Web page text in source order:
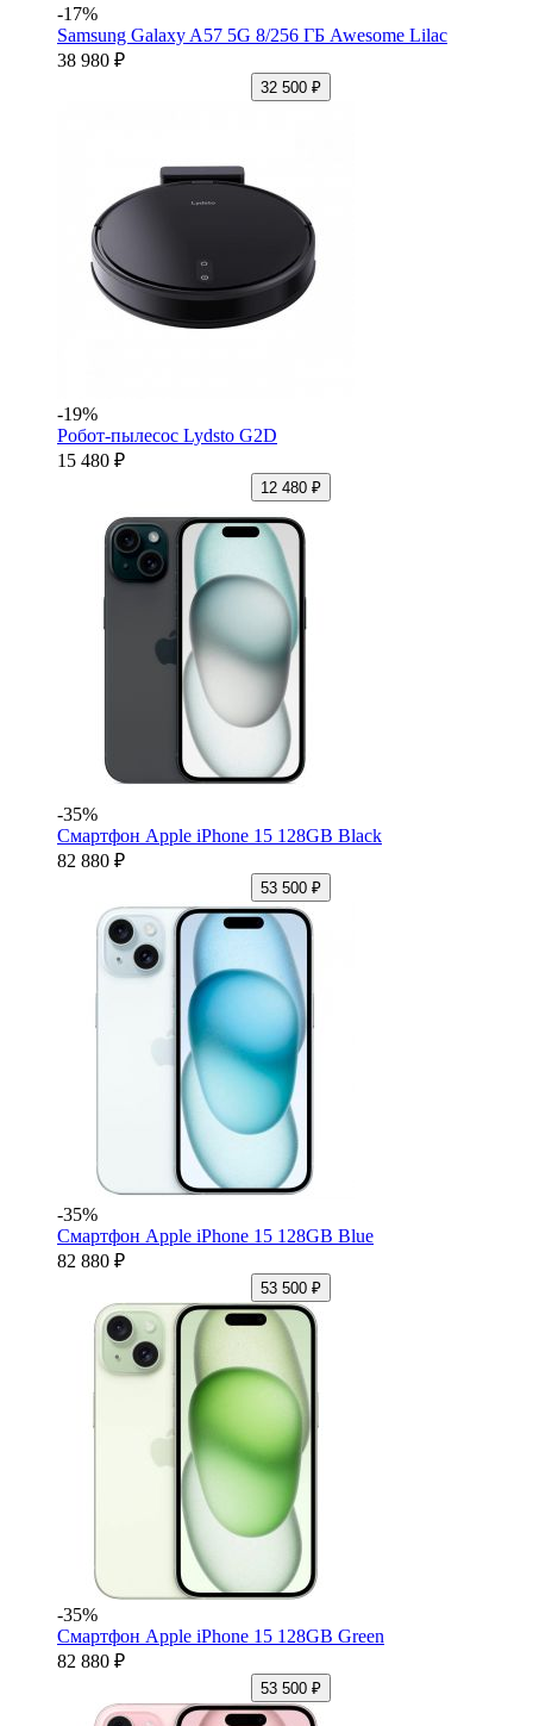
-17%
Samsung Galaxy A57 5G 8/256 ГБ Awesome Lilac
38 980 ₽
32 500 ₽
-19%
Робот-пылесос Lydsto G2D
15 480 ₽
12 480 ₽
-35%
Смартфон Apple iPhone 15 128GB Black
82 880 ₽
53 500 ₽
-35%
Смартфон Apple iPhone 15 128GB Blue
82 880 ₽
53 500 ₽
-35%
Смартфон Apple iPhone 15 128GB Green
82 880 ₽
53 500 ₽